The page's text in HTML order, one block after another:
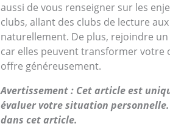
aussi de vous renseigner sur les
clubs, allant des clubs de lecture
naturellement. De plus, rejoindre
car elles peuvent transformer votre
offre généreusement.
Avertissement : Cet article est
évaluer votre situation
dans cet article.